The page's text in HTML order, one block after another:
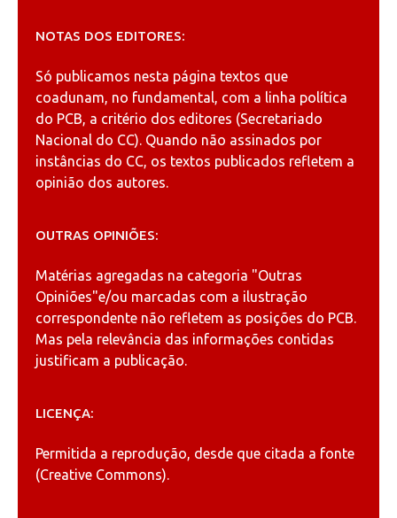
NOTAS DOS EDITORES:
Só publicamos nesta página textos que
coadunam, no fundamental, com a linha política
do PCB, a critério dos editores (Secretariado
Nacional do CC). Quando não assinados por
instâncias do CC, os textos publicados refletem a
opinião dos autores.
OUTRAS OPINIÕES:
Matérias agregadas na categoria "Outras
Opiniões"e/ou marcadas com a ilustração
correspondente não refletem as posições do PCB.
Mas pela relevância das informações contidas
justificam a publicação.
LICENÇA:
Permitida a reprodução, desde que citada a fonte
(Creative Commons).